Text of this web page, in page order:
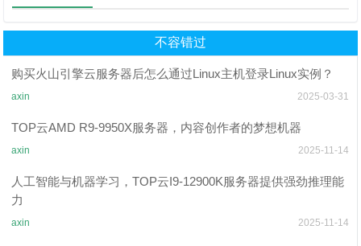
不容错过
购买火山引擎云服务器后怎么通过Linux主机登录Linux实例？
axin 2025-03-31
TOP云AMD R9-9950X服务器，内容创作者的梦想机器
axin 2025-11-14
人工智能与机器学习，TOP云I9-12900K服务器提供强劲推理能
力
axin 2025-11-14